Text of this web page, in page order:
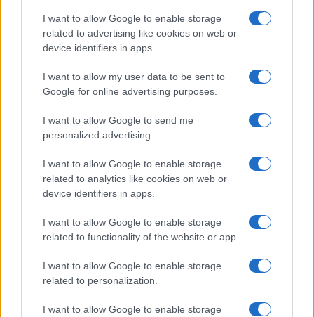
I want to allow Google to enable storage
related to advertising like cookies on web or
device identifiers in apps.
I want to allow my user data to be sent to
Google for online advertising purposes.
I want to allow Google to send me
personalized advertising.
I want to allow Google to enable storage
related to analytics like cookies on web or
device identifiers in apps.
I want to allow Google to enable storage
related to functionality of the website or app.
I want to allow Google to enable storage
related to personalization.
I want to allow Google to enable storage
Guía definitiva para comprar coches
chinos en España con seguridad
Aprende a evaluar la calidad, seguridad y garantías…
AUTOMOVIL